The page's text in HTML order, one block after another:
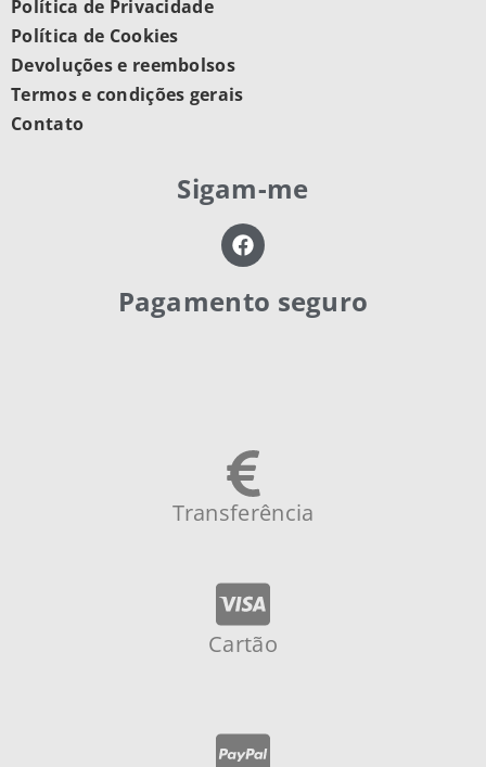
Política de Privacidade
Política de Cookies
Devoluções e reembolsos
Termos e condições gerais
Contato
Sigam-me
Pagamento seguro
Transferência
Cartão